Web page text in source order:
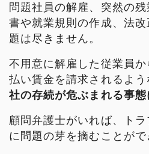
問題社員の解雇、突然の
書や就業規則の作成、法
題は尽きません。
不用意に解雇した従業員
払い賃金を請求されるよ
社の存続が危ぶまれる事
顧問弁護士がいれば、ト
に問題の芽を摘むことがで